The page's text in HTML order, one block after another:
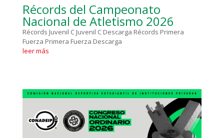
Récords del Campeonato
Nacional de Atletismo 2026
Récords Juvenil C Juvenil C Descarga Récords Primera
Fuerza Primera Fuerza Descarga
leer más